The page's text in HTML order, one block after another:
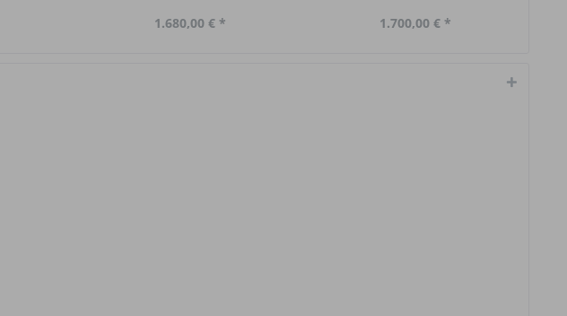
1.680,00 € * 1.700,00 € *